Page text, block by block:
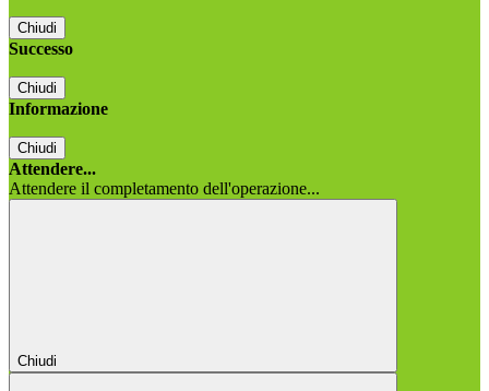
Chiudi
Successo
Chiudi
Informazione
Chiudi
Attendere...
Attendere il completamento dell'operazione...
Chiudi